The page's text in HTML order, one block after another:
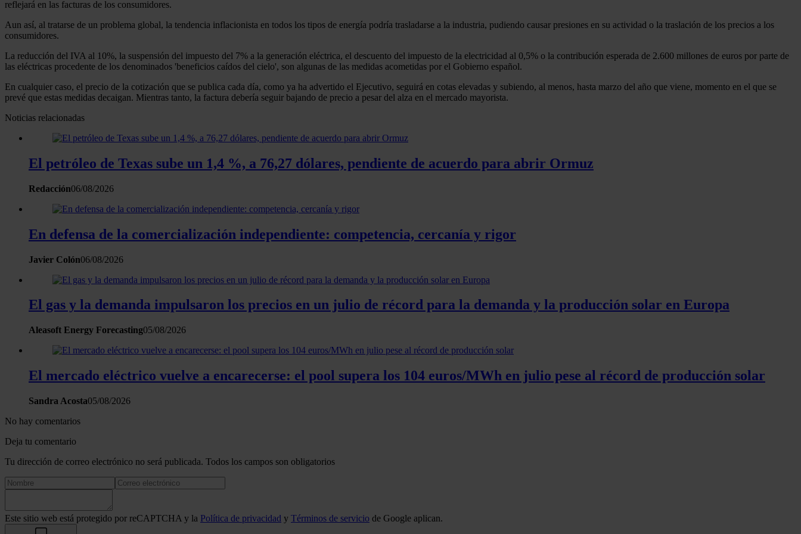
reflejará en las facturas de los consumidores.
Aun así, al tratarse de un problema global, la tendencia inflacionista en todos los tipos de energía podría trasladarse a la industria, pudiendo causar presiones en su actividad o la traslación de los precios a los
consumidores.
La reducción del IVA al 10%, la suspensión del impuesto del 7% a la generación eléctrica, el descuento del impuesto de la electricidad al 0,5% o la contribución esperada de 2.600 millones de euros por parte de
las eléctricas procedente de los denominados 'beneficios caídos del cielo', son algunas de las medidas acometidas por el Gobierno español.
En cualquier caso, el precio de la cotización que se publica cada día, como ya ha advertido el Ejecutivo, seguirá en cotas elevadas y subiendo, al menos, hasta marzo del año que viene, momento en el que se
prevé que estas medidas decaigan. Mientras tanto, la factura debería seguir bajando de precio a pesar del alza en el mercado mayorista.
Noticias relacionadas
El petróleo de Texas sube un 1,4 %, a 76,27 dólares, pendiente de acuerdo para abrir Ormuz
Redacción06/08/2026
En defensa de la comercialización independiente: competencia, cercanía y rigor
Javier Colón06/08/2026
El gas y la demanda impulsaron los precios en un julio de récord para la demanda y la producción solar en Europa
Aleasoft Energy Forecasting05/08/2026
El mercado eléctrico vuelve a encarecerse: el pool supera los 104 euros/MWh en julio pese al récord de producción solar
Sandra Acosta05/08/2026
No hay comentarios
Deja tu comentario
Tu dirección de correo electrónico no será publicada. Todos los campos son obligatorios
Este sitio web está protegido por reCAPTCHA y la Política de privacidad y Términos de servicio de Google aplican.